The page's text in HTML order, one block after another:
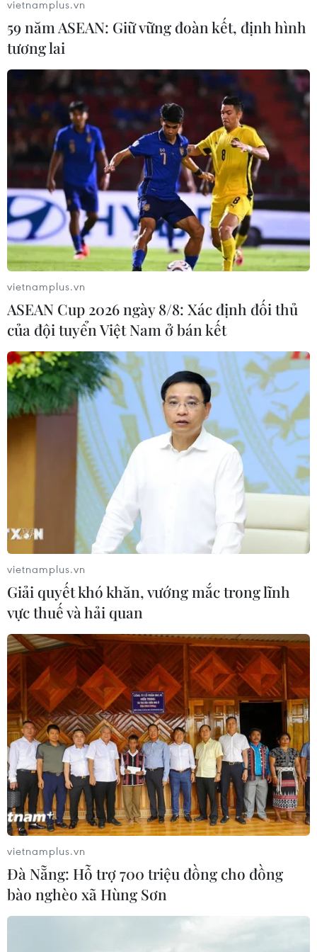
Các hãng ôtô Đức tăng cường hiện diện ở
thị trường xe điện Trung Quốc
01/12/2023 23:16
Mercedes-Benz và BMW Brilliance Automotive sẽ thành
lập liên doanh tại Trung Quốc với mục tiêu vận hành
1.000 trạm sạc với tổng số 7.000 điểm sạc vào cuối năm
vietnamplus.vn
59 năm ASEAN: Giữ vững đoàn kết, định hình
tương lai
vietnamplus.vn
ASEAN Cup 2026 ngày 8/8: Xác định đối thủ
của đội tuyển Việt Nam ở bán kết
vietnamplus.vn
Giải quyết khó khăn, vướng mắc trong lĩnh
vực thuế và hải quan
vietnamplus.vn
Đà Nẵng: Hỗ trợ 700 triệu đồng cho đồng
bào nghèo xã Hùng Sơn